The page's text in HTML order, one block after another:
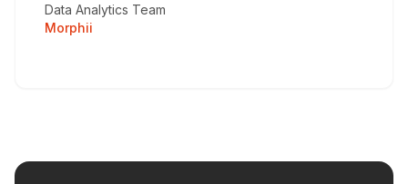
Data Analytics Team
Morphii